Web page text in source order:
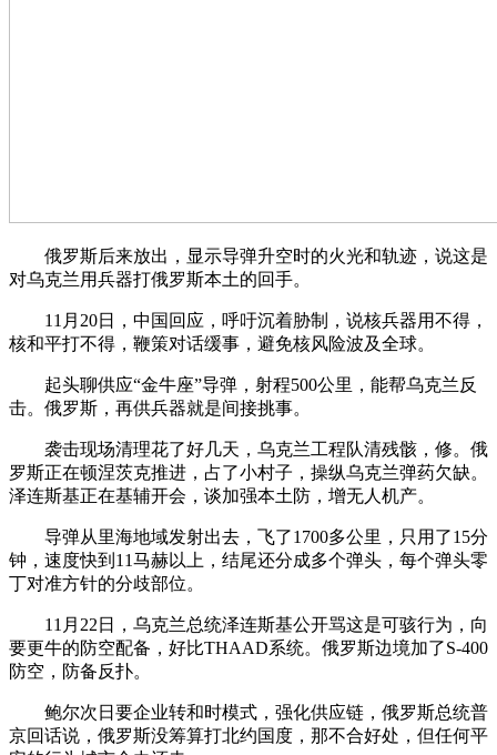
俄罗斯后来放出，显示导弹升空时的火光和轨迹，说这是
对乌克兰用兵器打俄罗斯本土的回手。
11月20日，中国回应，呼吁沉着胁制，说核兵器用不得，
核和平打不得，鞭策对话缓事，避免核风险波及全球。
起头聊供应“金牛座”导弹，射程500公里，能帮乌克兰反
击。俄罗斯，再供兵器就是间接挑事。
袭击现场清理花了好几天，乌克兰工程队清残骸，修。俄
罗斯正在顿涅茨克推进，占了小村子，操纵乌克兰弹药欠缺。
泽连斯基正在基辅开会，谈加强本土防，增无人机产。
导弹从里海地域发射出去，飞了1700多公里，只用了15分
钟，速度快到11马赫以上，结尾还分成多个弹头，每个弹头零
丁对准方针的分歧部位。
11月22日，乌克兰总统泽连斯基公开骂这是可骇行为，向
要更牛的防空配备，好比THAAD系统。俄罗斯边境加了S-400
防空，防备反扑。
鲍尔次日要企业转和时模式，强化供应链，俄罗斯总统普
京回话说，俄罗斯没筹算打北约国度，那不合好处，但任何平